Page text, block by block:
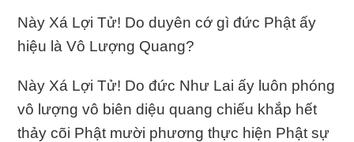
Này Xá Lợi Tử! Do duyên cớ gì đức Phật ấy
hiệu là Vô Lượng Quang?
Này Xá Lợi Tử! Do đức Như Lai ấy luôn phóng
vô lượng vô biên diệu quang chiếu khắp hết
thảy cõi Phật mười phương thực hiện Phật sự